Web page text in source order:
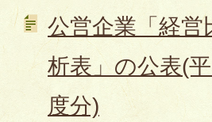
公営企業「経営
析表」の公表(
度分)